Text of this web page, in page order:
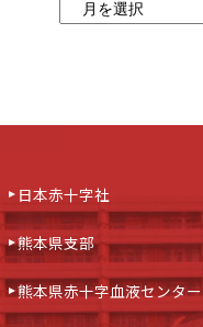
日本赤十字社
熊本県支部
熊本県赤十字血液センター